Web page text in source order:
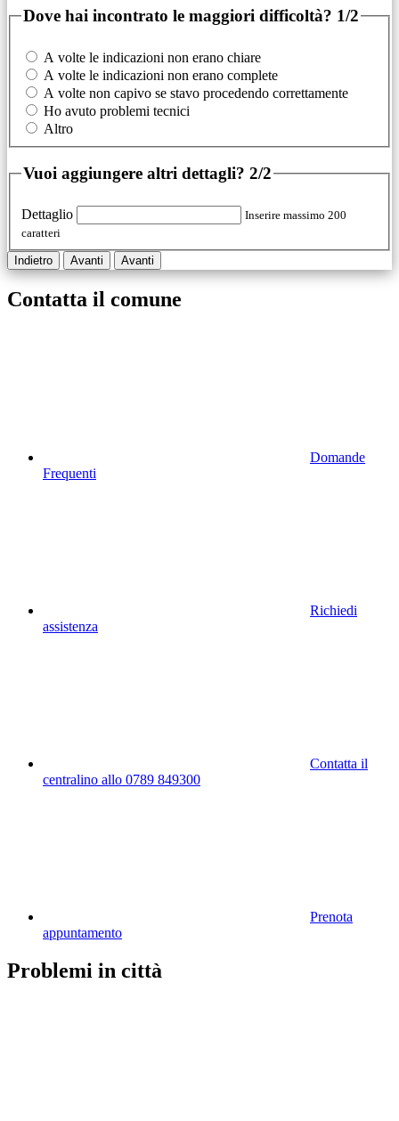
Dove hai incontrato le maggiori difficoltà? 1/2
A volte le indicazioni non erano chiare
A volte le indicazioni non erano complete
A volte non capivo se stavo procedendo correttamente
Ho avuto problemi tecnici
Altro
Vuoi aggiungere altri dettagli? 2/2
Dettaglio
Inserire massimo 200
caratteri
Indietro Avanti Avanti
Contatta il comune
Domande
Frequenti
Richiedi
assistenza
Contatta il
centralino allo 0789 849300
Prenota
appuntamento
Problemi in città